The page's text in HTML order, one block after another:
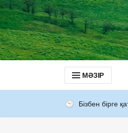
МӘЗІР
Бізбен бірге